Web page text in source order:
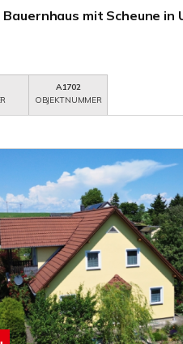
mit Scheune in
A1702
OBJEKTNUMMER